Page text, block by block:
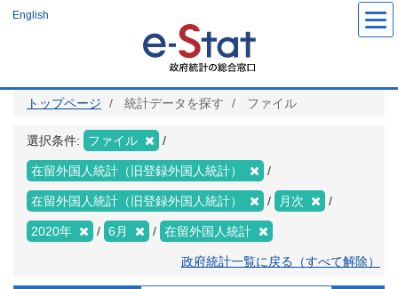
ツ
English
トップページ 統計データを探す ファイル
選択条件: ファイル
在留外国人統計（旧登録外国人統計）
在留外国人統計（旧登録外国人統計） 月次
2020年 6月 在留外国人統計
政府統計一覧に戻る（すべて解除）